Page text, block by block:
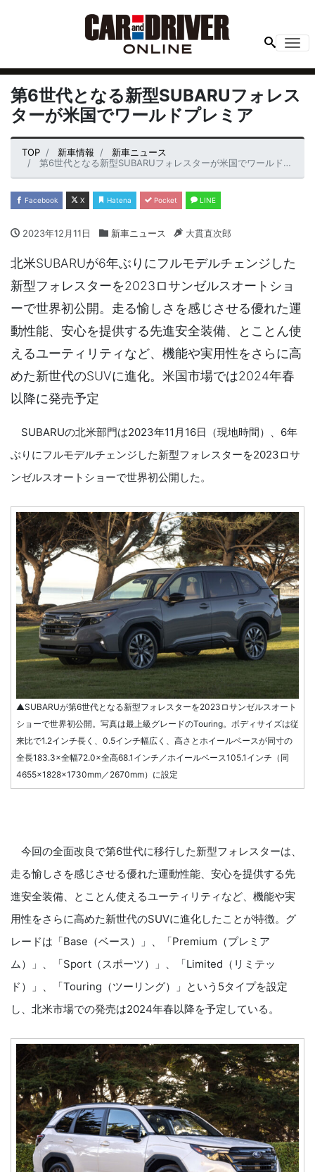
第6世代となる新型SUBARUフォレス
ターが米国でワールドプレミア
TOP 新車情報
新車ニュース
第6世代となる新型SUBARUフォレスターが米国でワールドプレミア
Facebook X Hatena Pocket LINE
2023年12月11日 新車ニュース 大貫直次郎
北米SUBARUが6年ぶりにフルモデルチェンジした
新型フォレスターを2023ロサンゼルスオートショ
ーで世界初公開。走る愉しさを感じさせる優れた運
動性能、安心を提供する先進安全装備、とことん使
えるユーティリティなど、機能や実用性をさらに高
めた新世代のSUVに進化。米国市場では2024年春
以降に発売予定
SUBARUの北米部門は2023年11月16日（現地時間）、6年
ぶりにフルモデルチェンジした新型フォレスターを2023ロサ
ンゼルスオートショーで世界初公開した。
▲SUBARUが第6世代となる新型フォレスターを2023ロサンゼルスオート
ショーで世界初公開。写真は最上級グレードのTouring。ボディサイズは従
来比で1.2インチ長く、0.5インチ幅広く、高さとホイールベースが同寸の
全長183.3×全幅72.0×全高68.1インチ／ホイールベース105.1インチ（同
4655×1828×1730mm／2670mm）に設定
今回の全面改良で第6世代に移行した新型フォレスターは、
走る愉しさを感じさせる優れた運動性能、安心を提供する先
進安全装備、とことん使えるユーティリティなど、機能や実
用性をさらに高めた新世代のSUVに進化したことが特徴。グ
レードは「Base（ベース）」、「Premium（プレミア
ム）」、「Sport（スポーツ）」、「Limited（リミテッ
ド）」、「Touring（ツーリング）」という5タイプを設定
し、北米市場での発売は2024年春以降を予定している。